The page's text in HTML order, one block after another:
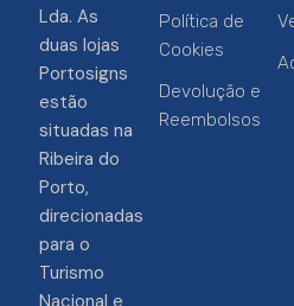
Lda. As
duas lojas
Portosigns
estão
situadas na
Ribeira do
Porto,
direcionadas
para o
Turismo
Nacional e
Política de
Cookies
Devolução e
Reembolsos